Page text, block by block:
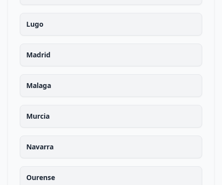
Lugo
Madrid
Malaga
Murcia
Navarra
Ourense